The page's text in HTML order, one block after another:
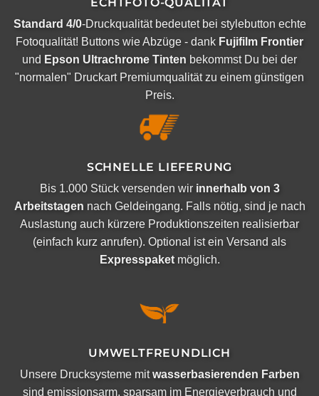
Standard 4/0-Druckqualität bedeutet bei stylebutton echte
Fotoqualität! Buttons wie Abzüge - dank Fujifilm Frontier
und Epson Ultrachrome Tinten bekommst Du bei der
"normalen" Druckart Premiumqualität zu einem günstigen
Preis.
SCHNELLE LIEFERUNG
Bis 1.000 Stück versenden wir innerhalb von 3
Arbeitstagen nach Geldeingang. Falls nötig, sind je nach
Auslastung auch kürzere Produktionszeiten realisierbar
(einfach kurz anrufen). Optional ist ein Versand als
Expresspaketmöglich.
UMWELTFREUNDLICH
Unsere Drucksysteme mitwasserbasierenden Farben
sind emissionsarm, sparsam im Energieverbrauch und